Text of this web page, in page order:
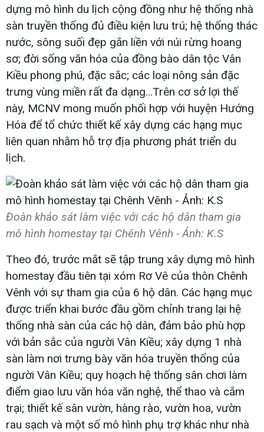
dựng mô hình du lịch cộng đồng như hệ thống nhà
sàn truyền thống đủ điều kiện lưu trú; hệ thống thác
nước, sông suối đẹp gắn liền với núi rừng hoang
sơ; đời sống văn hóa của đồng bào dân tộc Vân
Kiều phong phú, đặc sắc; các loại nông sản đặc
trưng vùng miền rất đa dạng…Trên cơ sở lợi thế
này, MCNV mong muốn phối hợp với huyện Hướng
Hóa để tổ chức thiết kế xây dựng các hạng mục
liên quan nhằm hỗ trợ địa phương phát triển du
lịch.
Đoàn khảo sát làm việc với các hộ dân tham gia
mô hình homestay tại Chênh Vênh - Ảnh: K.S
Theo đó, trước mắt sẽ tập trung xây dựng mô hình
homestay đầu tiên tại xóm Rơ Vê của thôn Chênh
Vênh với sự tham gia của 6 hộ dân. Các hạng mục
được triển khai bước đầu gồm chỉnh trang lại hệ
thống nhà sàn của các hộ dân, đảm bảo phù hợp
với bản sắc của người Vân Kiều; xây dựng 1 nhà
sàn làm nơi trưng bày văn hóa truyền thống của
người Vân Kiều; quy hoạch hệ thống sân chơi làm
điểm giao lưu văn hóa văn nghệ, thể thao và cắm
trại; thiết kế sân vườn, hàng rào, vườn hoa, vườn
rau sạch và một số mô hình phụ trợ khác như nhà